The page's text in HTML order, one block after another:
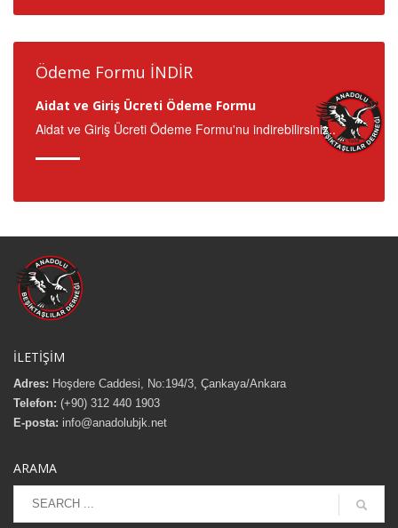
Ödeme Formu İNDİR
Aidat ve Giriş Ücreti Ödeme Formu
Aidat ve Giriş Ücreti Ödeme Formu'nu indirebilirsiniz..
İLETİŞİM
Adres: Hoşdere Caddesi, No:194/3, Çankaya/Ankara
Telefon: (+90) 312 440 1903
E-posta: info@anadolubjk.net
ARAMA